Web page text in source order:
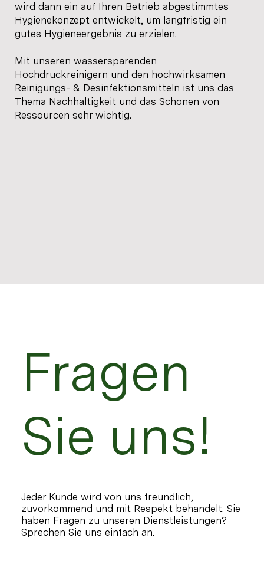
wird dann ein auf Ihren Betrieb abgestimmtes
Hygienekonzept entwickelt, um langfristig ein
gutes Hygieneergebnis zu erzielen.
Mit unseren wassersparenden
Hochdruckreinigern und den hochwirksamen
Reinigungs- & Desinfektionsmitteln ist uns das
Thema Nachhaltigkeit und das Schonen von
Ressourcen sehr wichtig.
Fragen
Sie uns!
Jeder Kunde wird von uns freundlich,
zuvorkommend und mit Respekt behandelt. Sie
haben Fragen zu unseren Dienstleistungen?
Sprechen Sie uns einfach an.